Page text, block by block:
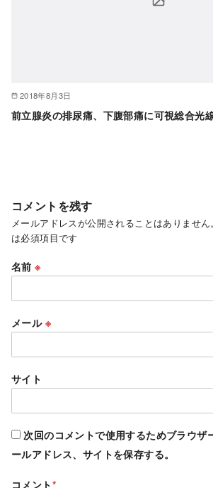
2018年8月3日
前立腺炎の排尿痛、下腹部痛に可視総合光
コメントを残す
メールアドレスが公開されることはありません。
は必須項目です
名前※
メール ※
サイト
次回のコメントで使用するためブラウザ
ールアドレス、サイトを保存する。
コメント*